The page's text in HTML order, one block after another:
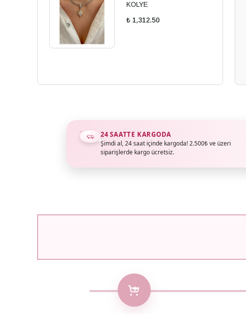
KOLYE
₺ 1,312.50
24 SAATTE KARGODA
Şimdi al, 24 saat içinde kargoda! 2.500₺ ve üzeri
siparişlerde kargo ücretsiz.